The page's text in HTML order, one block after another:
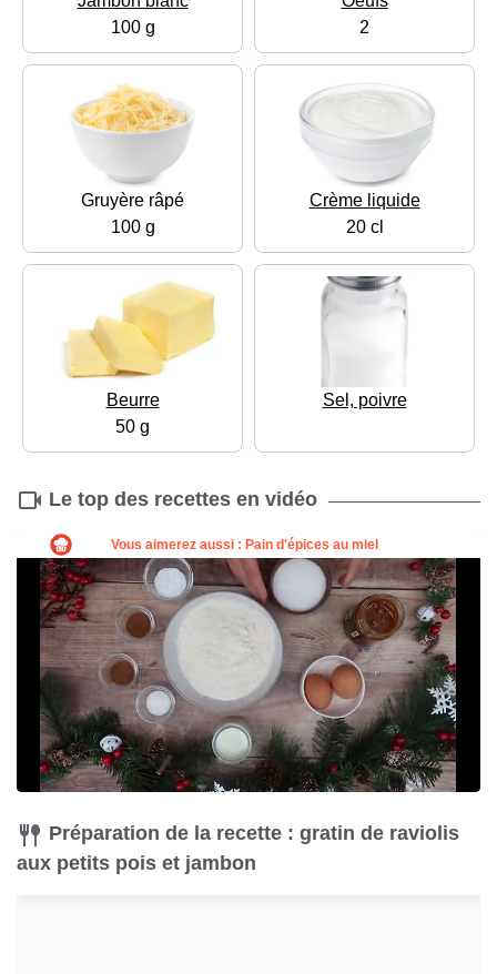
100 g
2
Gruyère râpé
100 g
Crème liquide
20 cl
Beurre
50 g
Sel, poivre
Le top des recettes en vidéo
Préparation de la recette : gratin de raviolis
aux petits pois et jambon